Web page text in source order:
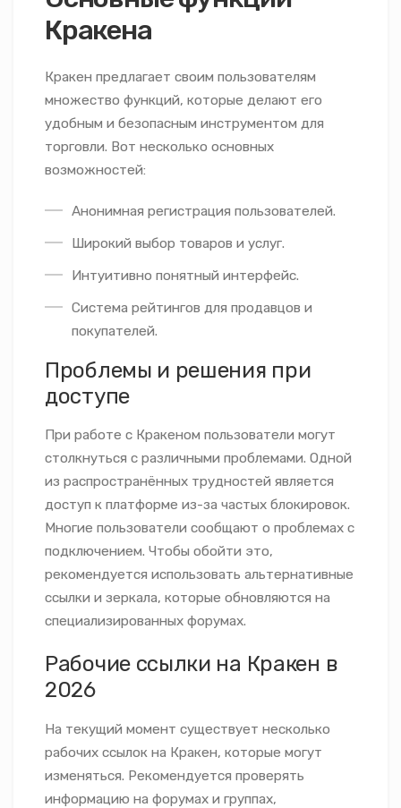
Кракена
Кракен предлагает своим пользователям
множество функций, которые делают его
удобным и безопасным инструментом для
торговли. Вот несколько основных
возможностей:
Анонимная регистрация пользователей.
Широкий выбор товаров и услуг.
Интуитивно понятный интерфейс.
Система рейтингов для продавцов и
покупателей.
Проблемы и решения при
доступе
При работе с Кракеном пользователи могут
столкнуться с различными проблемами. Одной
из распространённых трудностей является
доступ к платформе из-за частых блокировок.
Многие пользователи сообщают о проблемах с
подключением. Чтобы обойти это,
рекомендуется использовать альтернативные
ссылки и зеркала, которые обновляются на
специализированных форумах.
Рабочие ссылки на Кракен в
2026
На текущий момент существует несколько
рабочих ссылок на Кракен, которые могут
изменяться. Рекомендуется проверять
информацию на форумах и группах,